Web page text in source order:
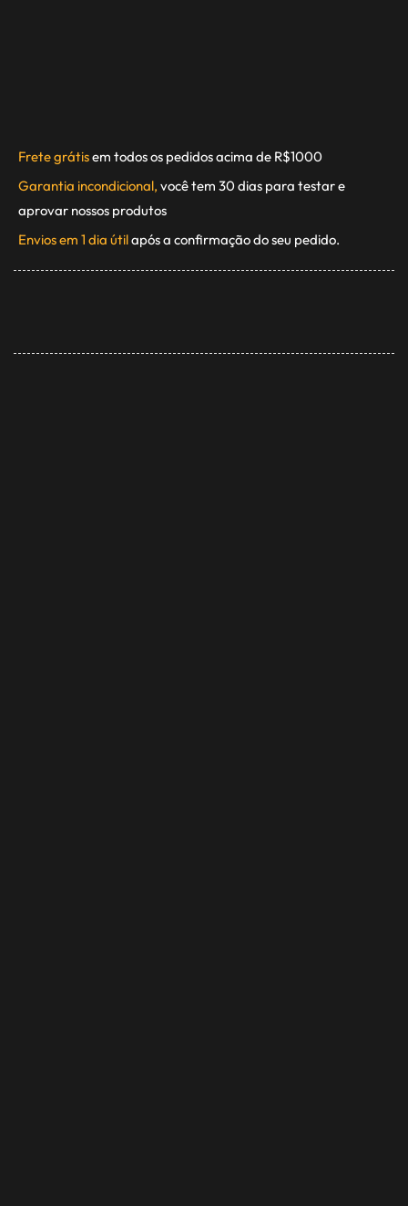
Frete grátisem todos os pedidos acima de R$1000
Garantia incondicional, você tem 30 dias para testar e
aprovar nossos produtos
Envios em 1 dia útilapós a confirmação do seu pedido.